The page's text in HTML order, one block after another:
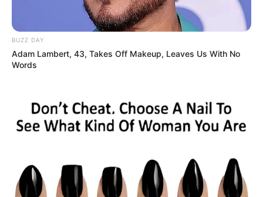
historische Städtemitromantischen Stadtkernen
. Sie sind
beliebte Wochenendreiseziele
Wenig bekannte Sehenswürdigkeiten und
Söder Tor in Bad Sooden-Allendorf-
Botanischer Garten
in Osnabrück
BUZZ DAY
Adam Lambert, 43, Takes Off Makeup, Leaves Us With No
Words